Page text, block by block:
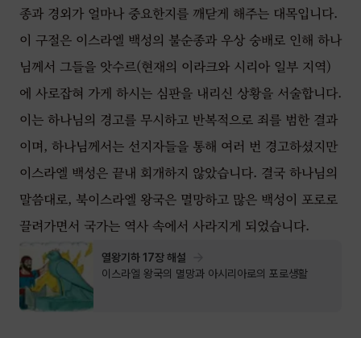
종과 경외가 얼마나 중요한지를 깨닫게 해주는 대목입니다.
이 구절은 이스라엘 백성의 불순종과 우상 숭배로 인해 하나
님께서 그들을 앗수르(현재의 이라크와 시리아 일부 지역)
에 사로잡혀 가게 하시는 심판을 내리신 상황을 서술합니다.
이는 하나님의 경고를 무시하고 반복적으로 죄를 범한 결과
이며, 하나님께서는 선지자들을 통해 여러 번 경고하셨지만
이스라엘 백성은 끝내 회개하지 않았습니다. 결국 하나님의
말씀대로, 북이스라엘 왕국은 멸망하고 많은 백성이 포로로
끌려가면서 국가는 역사 속에서 사라지게 되었습니다.
열왕기하 17장 해설
이스라엘 왕국의 멸망과 아시리아로의 포로생활